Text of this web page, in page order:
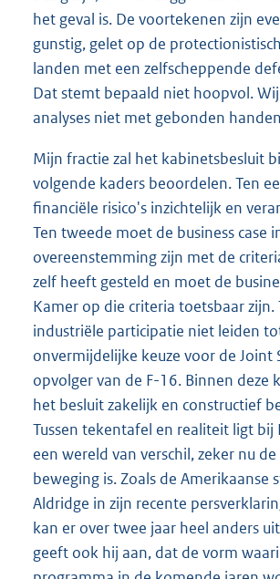
het geval is. De voortekenen zijn
gunstig, gelet op de
landen met een zelfscheppende
Dat stemt bepaald niet hoopvol.
analyses niet met gebonden
Mijn fractie zal het kabinetsbesluit
volgende kaders beoordelen. Ten
financiële risico's inzichtelijk en
Ten tweede moet de business case
overeenstemming zijn met de
zelf heeft gesteld en moet de
Kamer op die criteria toetsbaar zijn.
industriële participatie niet leiden
onvermijdelijke keuze voor de Joint
opvolger van de F-16. Binnen deze
het besluit zakelijk en constructief
Tussen tekentafel en realiteit ligt bij
een wereld van verschil, zeker nu
beweging is. Zoals de Amerikaanse
Aldridge in zijn recente
kan er over twee jaar heel anders
geeft ook hij aan, dat de vorm